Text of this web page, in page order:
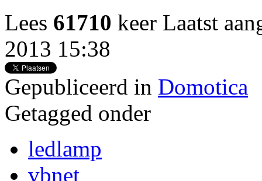
Lees 61710 keer Laatst
2013 15:38
Gepubliceerd in Domotica
Getagged onder
ledlamp
vbnet